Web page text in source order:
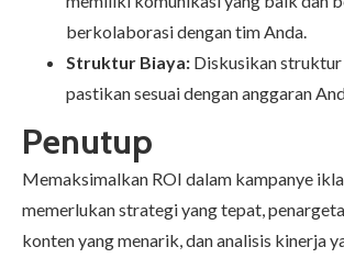
berkolaborasi dengan tim Anda.
Struktur Biaya: Diskusikan struktur
pastikan sesuai dengan anggaran
Penutup
Memaksimalkan ROI dalam kampanye
memerlukan strategi yang tepat,
konten yang menarik, dan analisis kinerja